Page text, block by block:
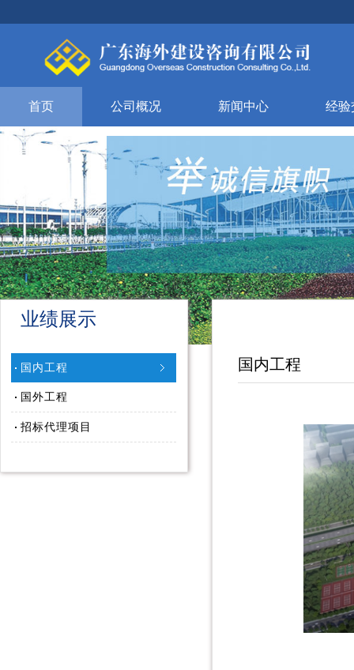
首页 公司概况 新闻中心 经验
业绩展示
国内工程
国外工程
招标代理项目
国内工程